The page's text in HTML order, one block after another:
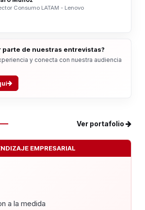
Consumo LATAM - Lenovo
parte de nuestras entrevistas?
y conecta con nuestra audiencia
Ver portafolio
EMPRESARIAL
a la medida